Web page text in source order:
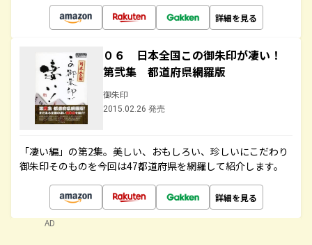
詳細を見る
０６ 日本全国この御朱印が凄い！
第弐集 都道府県網羅版
御朱印
2015.02.26 発売
「凄い編」の第2集。美しい、おもしろい、珍しいにこだわり
御朱印そのものを今回は47都道府県を網羅して紹介します。
詳細を見る
AD